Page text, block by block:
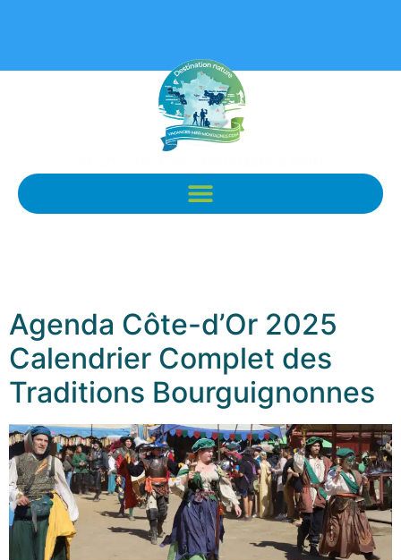
Agenda Côte-d’Or 2025
Calendrier Complet des
Traditions Bourguignonnes